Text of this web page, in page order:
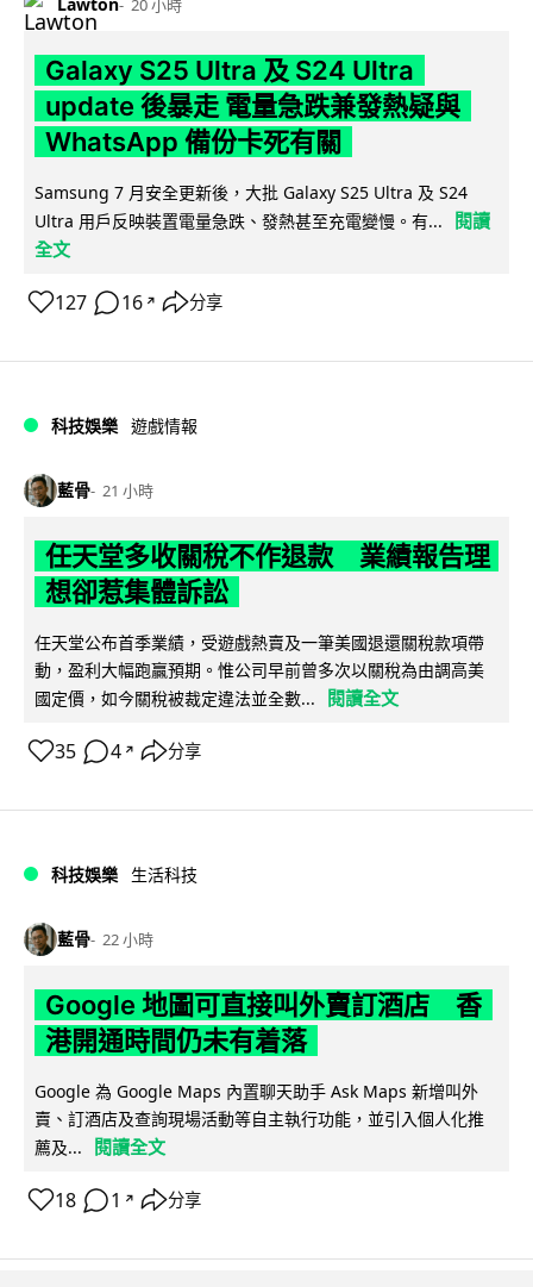
20 小時
Galaxy S25 Ultra 及 S24 Ultra
update 後暴走 電量急跌兼發熱疑與
WhatsApp 備份卡死有關
Samsung 7 月安全更新後，大批 Galaxy S25 Ultra 及 S24
Ultra 用戶反映裝置電量急跌、發熱甚至充電變慢。有...
閱讀
全文
127 16 ↗ 分享
科技娛樂 遊戲情報
藍骨 21 小時
任天堂多收關稅不作退款 業績報告理
想卻惹集體訴訟
任天堂公布首季業績，受遊戲熱賣及一筆美國退還關稅款項帶
動，盈利大幅跑贏預期。惟公司早前曾多次以關稅為由調高美
國定價，如今關稅被裁定違法並全數...
閱讀全文
35 4 ↗ 分享
科技娛樂 生活科技
藍骨 22 小時
Google 地圖可直接叫外賣訂酒店 香
港開通時間仍未有着落
Google 為 Google Maps 內置聊天助手 Ask Maps 新增叫外
賣、訂酒店及查詢現場活動等自主執行功能，並引入個人化推
薦及...
閱讀全文
18 1 ↗ 分享